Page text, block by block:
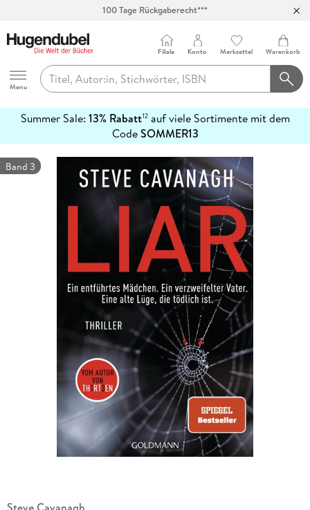
100 Tage Rückgaberecht***
Hugendubel
Menu
Filiale Konto Merkzettel Warenkorb
Summer Sale: 13% Rabatt12auf viele Sortimente mit dem
CodeSOMMER13
erfahren
Band 3